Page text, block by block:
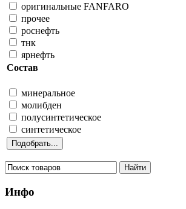
оригинальные FANFARO
прочее
роснефть
тнк
ярнефть
Состав
минеральное
молибден
полусинтетическое
синтетическое
Инфо